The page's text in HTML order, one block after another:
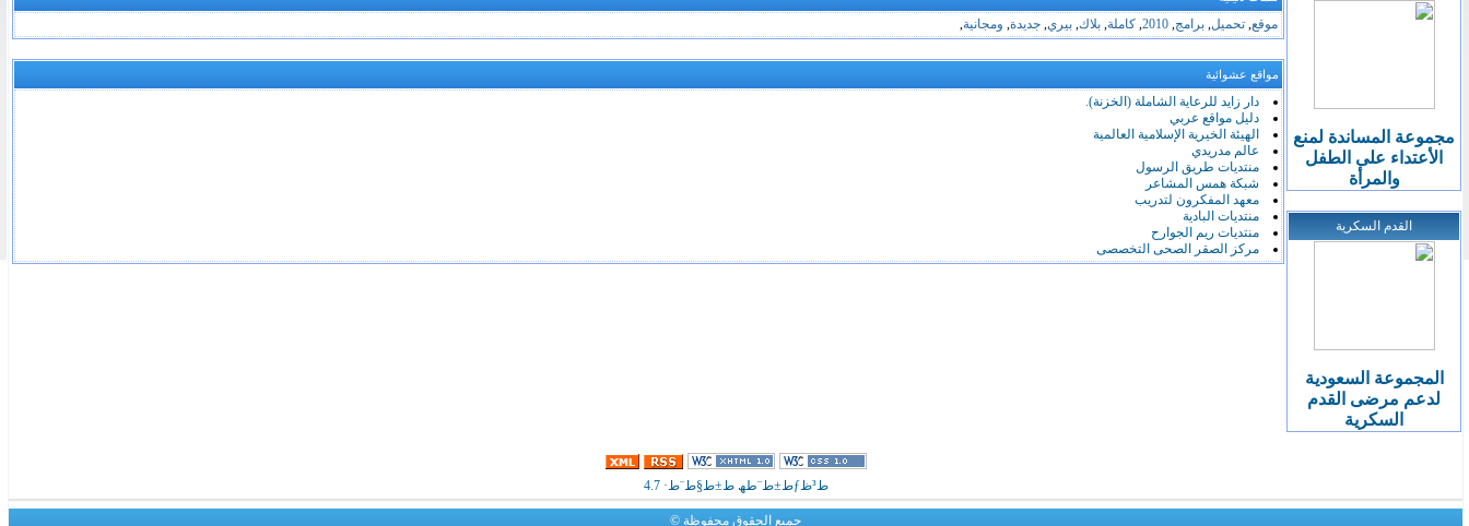
موقع, تحميل, برامج,
2010
, كاملة, بلاك, بيري, جديدة, ومجانية,
مواقع عشوائية
دار زايد للرعاية الشاملة (الخزنة).
دليل مواقع عربي
الهيئة الخيرية الإسلامية العالمية
عالم مدريدي
منتديات طريق الرسول
شبكة همس المشاعر
معهد المفكرون لتدريب
منتديات البادية
منتديات ريم الجوارح
مركز الصقر الصحى التخصصى
مجموعة المساندة لمنع
الأعتداء على الطفل
والمرأة
القدم السكرية
المجموعة السعودية
لدعم مرضى القدم
السكرية
ط³ظƒط±ط¨طھ ط±ط§ط¨ط· 4.7
جميع الحقوق محفوظة ©